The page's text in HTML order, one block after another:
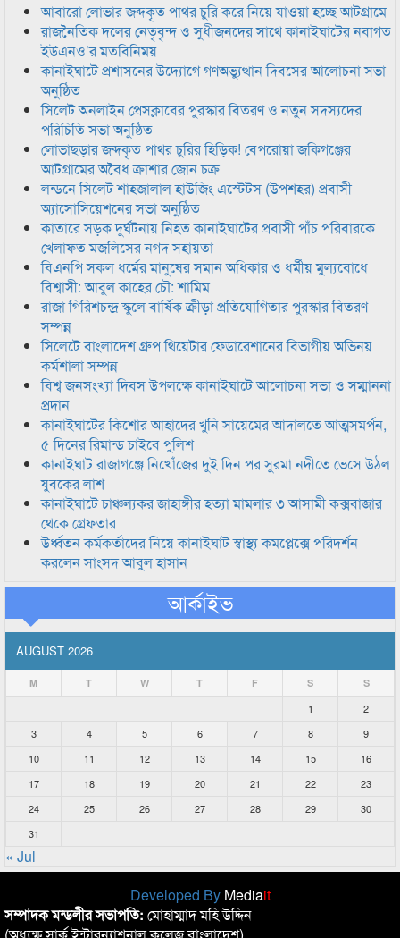
আবারো লোভার জব্দকৃত পাথর চুরি করে নিয়ে যাওয়া হচ্ছে আটগ্রামে
রাজনৈতিক দলের নেতৃবৃন্দ ও সুধীজনদের সাথে কানাইঘাটের নবাগত
ইউএনও’র মতবিনিময়
কানাইঘাটে প্রশাসনের উদ্যোগে গণঅভ্যুত্থান দিবসের আলোচনা সভা
অনুষ্ঠিত
সিলেট অনলাইন প্রেসক্লাবের পুরস্কার বিতরণ ও নতুন সদস্যদের
পরিচিতি সভা অনুষ্ঠিত
লোভাছড়ার জব্দকৃত পাথর চুরির হিড়িক! বেপরোয়া জকিগঞ্জের
আটগ্রামের অবৈধ ক্রাশার জোন চক্র
লন্ডনে সিলেট শাহজালাল হাউজিং এস্টেটস (উপশহর) প্রবাসী
অ্যাসোসিয়েশনের সভা অনুষ্ঠিত
কাতারে সড়ক দুর্ঘটনায় নিহত কানাইঘাটের প্রবাসী পাঁচ পরিবারকে
খেলাফত মজলিসের নগদ সহায়তা
বিএনপি সকল ধর্মের মানুষের সমান অধিকার ও ধর্মীয় মুল্যবোধে
বিশ্বাসী: আবুল কাহের চৌ: শামিম
রাজা গিরিশচন্দ্র স্কুলে বার্ষিক ক্রীড়া প্রতিযোগিতার পুরস্কার বিতরণ
সম্পন্ন
সিলেটে বাংলাদেশ গ্রুপ থিয়েটার ফেডারেশানের বিভাগীয় অভিনয়
কর্মশালা সম্পন্ন
বিশ্ব জনসংখ্যা দিবস উপলক্ষে কানাইঘাটে আলোচনা সভা ও সম্মাননা
প্রদান
কানাইঘাটের কিশোর আহাদের খুনি সায়েমের আদালতে আত্মসমর্পন,
৫ দিনের রিমান্ড চাইবে পুলিশ
কানাইঘাট রাজাগঞ্জে নিখোঁজের দুই দিন পর সুরমা নদীতে ভেসে উঠল
যুবকের লাশ
কানাইঘাটে চাঞ্চল্যকর জাহাঙ্গীর হত্যা মামলার ৩ আসামী কক্সবাজার
থেকে গ্রেফতার
উর্ধ্বতন কর্মকর্তাদের নিয়ে কানাইঘাট স্বাস্থ্য কমপ্লেক্সে পরিদর্শন
করলেন সাংসদ আবুল হাসান
আর্কাইভ
AUGUST 2026
M T W T F S S
1
2
3
4 5 6 7 8
9
10
11 12 13 14 15
16
17
18 19 20 21 22
23
24
25 26 27 28 29
30
31
« Jul
Developed By Mediait
সম্পাদক মন্ডলীর সভাপতি: মোহাম্মাদ মহি উদ্দিন